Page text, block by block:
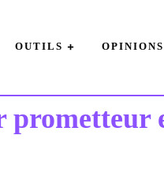
OUTILS OPINIONS